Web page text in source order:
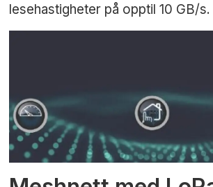
lesehastigheter på opptil 10 GB/s.